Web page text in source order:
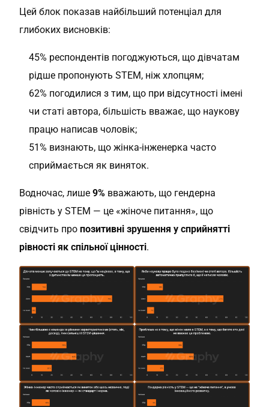
Цей блок показав найбільший потенціал для
глибоких висновків:
45% респондентів погоджуються, що дівчатам
рідше пропонують STEM, ніж хлопцям;
62% погодилися з тим, що при відсутності імені
чи статі автора, більшість вважає, що наукову
працю написав чоловік;
51% визнають, що жінка-інженерка часто
сприймається як виняток.
Водночас, лише9% вважають, що гендерна
рівність у STEM — це «жіноче питання», що
свідчить пропозитивні зрушення у сприйнятті
рівності як спільної цінності.